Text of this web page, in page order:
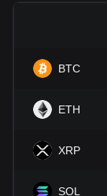
性的提升，都
投资者需深入
来走势，并根
BTC
ETH
XRP
SOL